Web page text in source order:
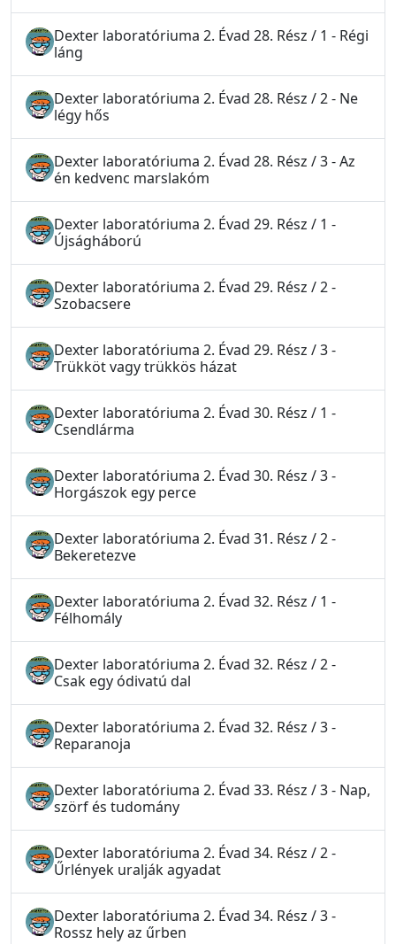
Dexter laboratóriuma 2. Évad 28. Rész / 1 - Régi
láng
Dexter laboratóriuma 2. Évad 28. Rész / 2 - Ne
légy hős
Dexter laboratóriuma 2. Évad 28. Rész / 3 - Az
én kedvenc marslakóm
Dexter laboratóriuma 2. Évad 29. Rész / 1 -
Újságháború
Dexter laboratóriuma 2. Évad 29. Rész / 2 -
Szobacsere
Dexter laboratóriuma 2. Évad 29. Rész / 3 -
Trükköt vagy trükkös házat
Dexter laboratóriuma 2. Évad 30. Rész / 1 -
Csendlárma
Dexter laboratóriuma 2. Évad 30. Rész / 3 -
Horgászok egy perce
Dexter laboratóriuma 2. Évad 31. Rész / 2 -
Bekeretezve
Dexter laboratóriuma 2. Évad 32. Rész / 1 -
Félhomály
Dexter laboratóriuma 2. Évad 32. Rész / 2 -
Csak egy ódivatú dal
Dexter laboratóriuma 2. Évad 32. Rész / 3 -
Reparanoja
Dexter laboratóriuma 2. Évad 33. Rész / 3 - Nap,
szörf és tudomány
Dexter laboratóriuma 2. Évad 34. Rész / 2 -
Űrlények uralják agyadat
Dexter laboratóriuma 2. Évad 34. Rész / 3 -
Rossz hely az űrben